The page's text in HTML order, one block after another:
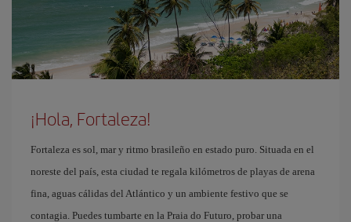
¡Hola, Fortaleza!
Fortaleza es sol, mar y ritmo brasileño en estado puro. Situada en el
noreste del país, esta ciudad te regala kilómetros de playas de arena
fina, aguas cálidas del Atlántico y un ambiente festivo que se
contagia. Puedes tumbarte en la Praia do Futuro, probar una